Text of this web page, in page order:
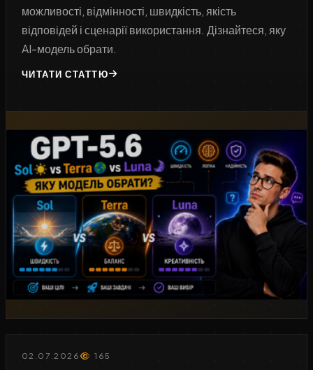
можливості, відмінності, швидкість, якість
відповідей і сценарії використання. Дізнайтеся, яку
AI-модель обрати.
ЧИТАТИ СТАТТЮ
02.07.2026 165